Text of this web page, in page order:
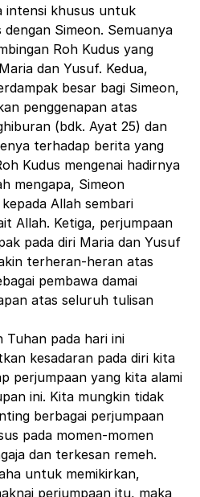
intensi khusus untuk
Simeon. Semuanya
Roh Kudus yang
dan Yusuf. Kedua,
besar bagi Simeon,
penggenapan atas
(bdk. Ayat 25) dan
terhadap berita yang
Kudus mengenai hadirnya
mengapa, Simeon
Allah sembari
Allah. Ketiga, perjumpaan
pada diri Maria dan Yusuf
terheran-heran atas
pembawa damai
atas seluruh tulisan
pada hari ini
kesadaran pada diri kita
perjumpaan yang kita alami
ini. Kita mungkin tidak
berbagai perjumpaan
pada momen-momen
dan terkesan remeh.
untuk memikirkan,
perjumpaan itu, maka